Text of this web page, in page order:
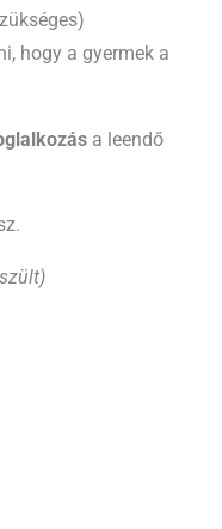
hogy a gyermek a
a leendő